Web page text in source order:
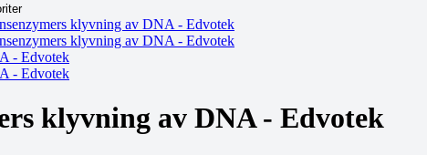
klyvning av DNA - Edvotek